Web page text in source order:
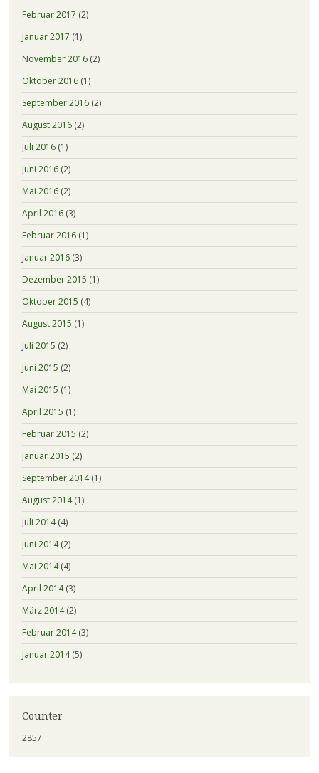
Februar 2017 (2)
Januar 2017 (1)
November 2016(2)
Oktober 2016(1)
September 2016(2)
August 2016(2)
Juli 2016(1)
Juni 2016(2)
Mai 2016(2)
April 2016(3)
Februar 2016(1)
Januar 2016(3)
Dezember 2015 (1)
Oktober 2015 (4)
August 2015 (1)
Juli 2015 (2)
Juni 2015 (2)
Mai 2015 (1)
April 2015 (1)
Februar 2015 (2)
Januar 2015 (2)
September 2014(1)
August 2014(1)
Juli 2014(4)
Juni 2014(2)
Mai 2014(4)
April 2014(3)
März 2014(2)
Februar 2014(3)
Januar 2014(5)
Counter
2857